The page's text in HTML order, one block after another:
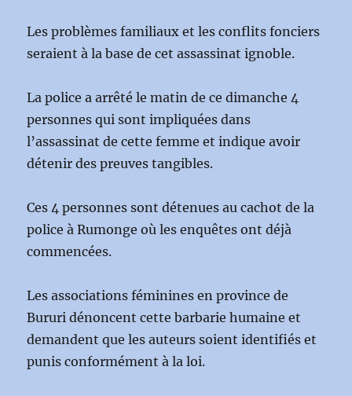
Les problèmes familiaux et les conflits fonciers
seraient à la base de cet assassinat ignoble.
La police a arrêté le matin de ce dimanche 4
personnes qui sont impliquées dans
l’assassinat de cette femme et indique avoir
détenir des preuves tangibles.
Ces 4 personnes sont détenues au cachot de la
police à Rumonge où les enquêtes ont déjà
commencées.
Les associations féminines en province de
Bururi dénoncent cette barbarie humaine et
demandent que les auteurs soient identifiés et
punis conformément à la loi.